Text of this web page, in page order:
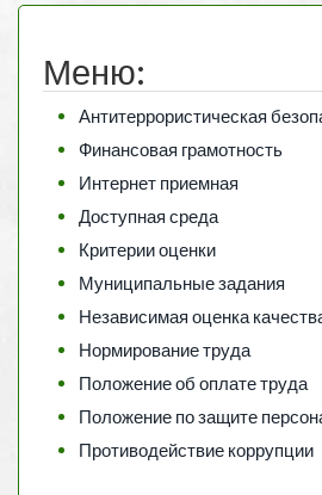
Меню:
Антитеррористическая
Финансовая грамотность
Интернет приемная
Доступная среда
Критерии оценки
Муниципальные задания
Независимая оценка
Нормирование труда
Положение об оплате труда
Положение по защите
Противодействие коррупции